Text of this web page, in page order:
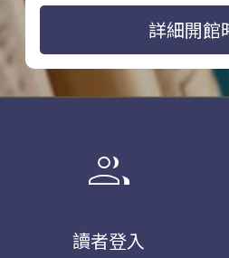
詳細開館
group
讀者登入